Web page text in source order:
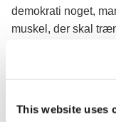
This website uses
demokrati noget,
muskel, der skal
et år med corona